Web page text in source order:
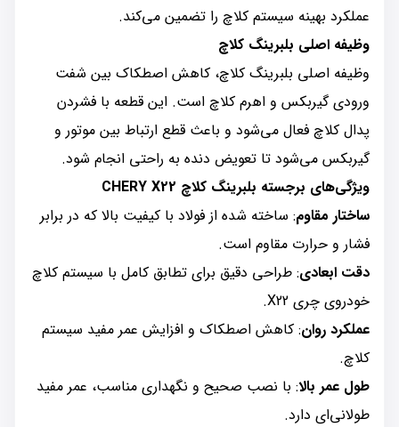
عملکرد بهینه سیستم کلاچ را تضمین می‌کند.
وظیفه اصلی بلبرینگ کلاچ
وظیفه اصلی بلبرینگ کلاچ، کاهش اصطکاک بین شفت
ورودی گیربکس و اهرم کلاچ است. این قطعه با فشردن
پدال کلاچ فعال می‌شود و باعث قطع ارتباط بین موتور و
گیربکس می‌شود تا تعویض دنده به راحتی انجام شود.
ویژگی‌های برجسته بلبرینگ کلاچ CHERY X22
ساختار مقاوم: ساخته شده از فولاد با کیفیت بالا که در برابر
فشار و حرارت مقاوم است.
دقت ابعادی: طراحی دقیق برای تطابق کامل با سیستم کلاچ
خودروی چری X22.
عملکرد روان: کاهش اصطکاک و افزایش عمر مفید سیستم
کلاچ.
طول عمر بالا: با نصب صحیح و نگهداری مناسب، عمر مفید
طولانی‌ای دارد.